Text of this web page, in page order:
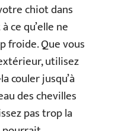
chiot dans
ce qu’elle ne
froide. Que vous
utilisez
couler jusqu’à
des chevilles
pas trop la